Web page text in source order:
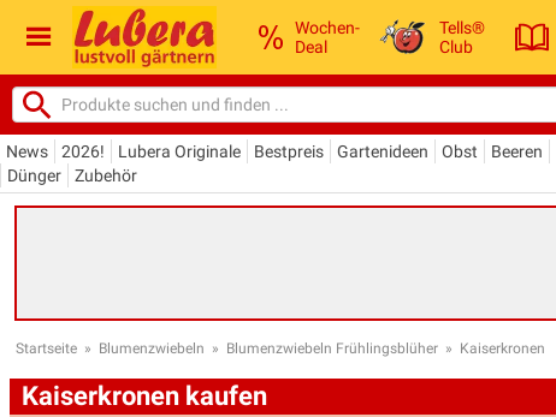
Wochen-
Deal
Tells®
Club
News 2026! Lubera Originale Bestpreis Gartenideen Obst Beeren
Dünger
Zubehör
Startseite » Blumenzwiebeln » Blumenzwiebeln Frühlingsblüher » Kaiserkronen
Kaiserkronen kaufen